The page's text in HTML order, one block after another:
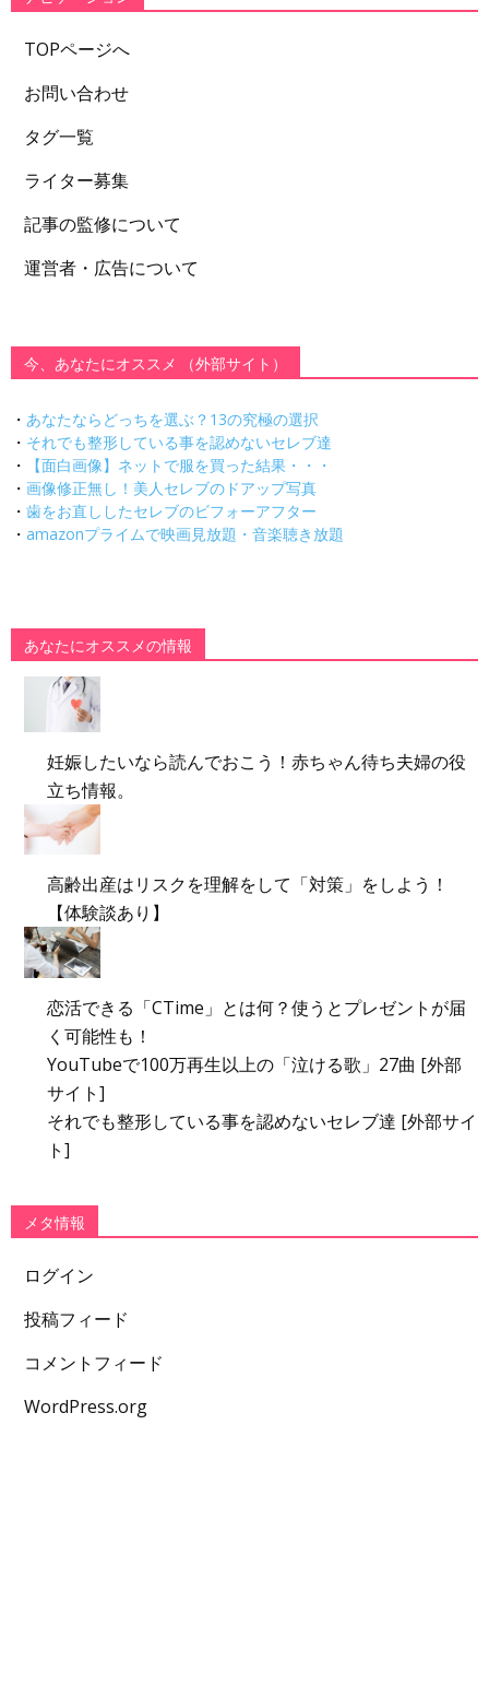
TOPページへ
お問い合わせ
タグ一覧
ライター募集
記事の監修について
運営者・広告について
今、あなたにオススメ （外部サイト）
・ あなたならどっちを選ぶ？13の究極の選択
・ それでも整形している事を認めないセレブ達
・
【面白画像】ネットで服を買った結果・・・
・ 画像修正無し！美人セレブのドアップ写真
・ 歯をお直ししたセレブのビフォーアフター
・ amazonプライムで映画見放題・音楽聴き放題
あなたにオススメの情報
妊娠したいなら読んでおこう！赤ちゃん待ち夫婦の役
立ち情報。
高齢出産はリスクを理解をして「対策」をしよう！
【体験談あり】
恋活できる「CTime」とは何？使うとプレゼントが届
く可能性も！
YouTubeで100万再生以上の「泣ける歌」27曲 [外部
サイト]
それでも整形している事を認めないセレブ達 [外部サイ
ト]
メタ情報
ログイン
投稿フィード
コメントフィード
WordPress.org